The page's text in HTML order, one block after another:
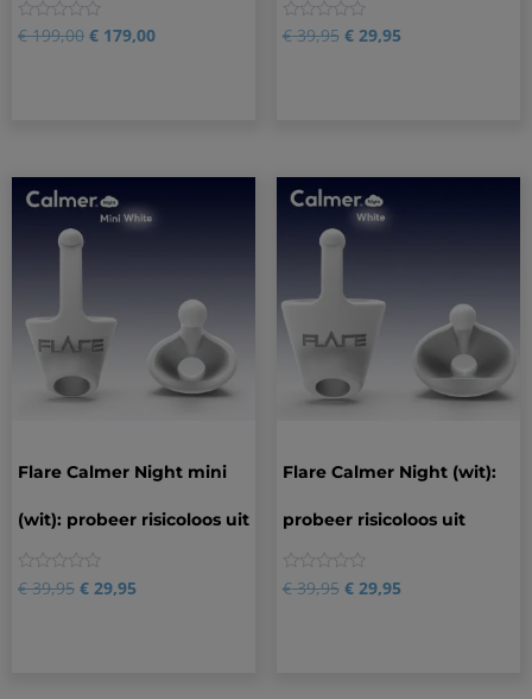
0
€199,00 € 179,00 0
€39,95 €29,95
Flare Calmer Night mini
(wit): probeer risicoloos uit
0
€39,95 € 29,95
Flare Calmer Night (wit):
probeer risicoloos uit
0
€39,95 €29,95